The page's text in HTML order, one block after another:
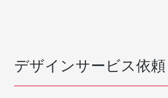
デザインサービス依頼